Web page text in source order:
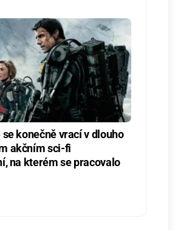
se konečně vrací v dlouho
akčním sci-fi
na kterém se pracovalo